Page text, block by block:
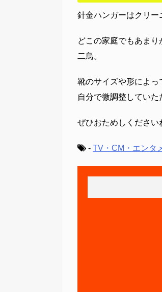
針金ハンガーはクリー
どこの家庭でもあま
二鳥。
靴のサイズや形によ
自分で微調整していた
ぜひおためしください
- TV・CM・エンタ